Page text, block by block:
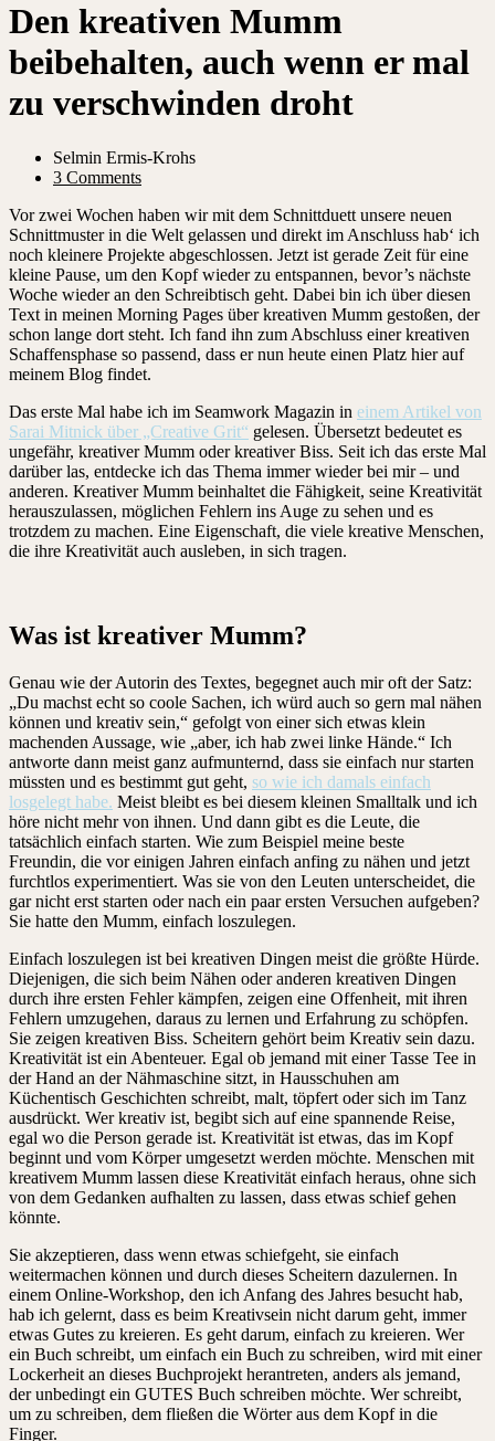
Den kreativen Mumm
beibehalten, auch wenn er mal
zu verschwinden droht
Selmin Ermis-Krohs
3 Comments
Vor zwei Wochen haben wir mit dem Schnittduett unsere neuen
Schnittmuster in die Welt gelassen und direkt im Anschluss hab‘ ich
noch kleinere Projekte abgeschlossen. Jetzt ist gerade Zeit für eine
kleine Pause, um den Kopf wieder zu entspannen, bevor’s nächste
Woche wieder an den Schreibtisch geht. Dabei bin ich über diesen
Text in meinen Morning Pages über kreativen Mumm gestoßen, der
schon lange dort steht. Ich fand ihn zum Abschluss einer kreativen
Schaffensphase so passend, dass er nun heute einen Platz hier auf
meinem Blog findet.
Das erste Mal habe ich im Seamwork Magazin in einem Artikel von
Sarai Mitnick über „Creative Grit“ gelesen. Übersetzt bedeutet es
ungefähr, kreativer Mumm oder kreativer Biss. Seit ich das erste Mal
darüber las, entdecke ich das Thema immer wieder bei mir – und
anderen. Kreativer Mumm beinhaltet die Fähigkeit, seine Kreativität
herauszulassen, möglichen Fehlern ins Auge zu sehen und es
trotzdem zu machen. Eine Eigenschaft, die viele kreative Menschen,
die ihre Kreativität auch ausleben, in sich tragen.
Was ist kreativer Mumm?
Genau wie der Autorin des Textes, begegnet auch mir oft der Satz:
„Du machst echt so coole Sachen, ich würd auch so gern mal nähen
können und kreativ sein,“ gefolgt von einer sich etwas klein
machenden Aussage, wie „aber, ich hab zwei linke Hände.“ Ich
antworte dann meist ganz aufmunternd, dass sie einfach nur starten
müssten und es bestimmt gut geht, so wie ich damals einfach
losgelegt habe. Meist bleibt es bei diesem kleinen Smalltalk und ich
höre nicht mehr von ihnen. Und dann gibt es die Leute, die
tatsächlich einfach starten. Wie zum Beispiel meine beste
Freundin, die vor einigen Jahren einfach anfing zu nähen und jetzt
furchtlos experimentiert. Was sie von den Leuten unterscheidet, die
gar nicht erst starten oder nach ein paar ersten Versuchen aufgeben?
Sie hatte den Mumm, einfach loszulegen.
Einfach loszulegen ist bei kreativen Dingen meist die größte Hürde.
Diejenigen, die sich beim Nähen oder anderen kreativen Dingen
durch ihre ersten Fehler kämpfen, zeigen eine Offenheit, mit ihren
Fehlern umzugehen, daraus zu lernen und Erfahrung zu schöpfen.
Sie zeigen kreativen Biss. Scheitern gehört beim Kreativ sein dazu.
Kreativität ist ein Abenteuer. Egal ob jemand mit einer Tasse Tee in
der Hand an der Nähmaschine sitzt, in Hausschuhen am
Küchentisch Geschichten schreibt, malt, töpfert oder sich im Tanz
ausdrückt. Wer kreativ ist, begibt sich auf eine spannende Reise,
egal wo die Person gerade ist. Kreativität ist etwas, das im Kopf
beginnt und vom Körper umgesetzt werden möchte. Menschen mit
kreativem Mumm lassen diese Kreativität einfach heraus, ohne sich
von dem Gedanken aufhalten zu lassen, dass etwas schief gehen
könnte.
Sie akzeptieren, dass wenn etwas schiefgeht, sie einfach
weitermachen können und durch dieses Scheitern dazulernen. In
einem Online-Workshop, den ich Anfang des Jahres besucht hab,
hab ich gelernt, dass es beim Kreativsein nicht darum geht, immer
etwas Gutes zu kreieren. Es geht darum, einfach zu kreieren. Wer
ein Buch schreibt, um einfach ein Buch zu schreiben, wird mit einer
Lockerheit an dieses Buchprojekt herantreten, anders als jemand,
der unbedingt ein GUTES Buch schreiben möchte. Wer schreibt,
um zu schreiben, dem fließen die Wörter aus dem Kopf in die
Finger.